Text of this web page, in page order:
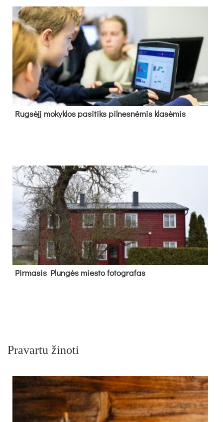
Rug­sė­jį mo­kyk­los pa­si­tiks pil­nes­nė­mis kla­sė­mis
Pir­ma­sis Plun­gės mies­to fo­tog­ra­fas
Pravartu žinoti